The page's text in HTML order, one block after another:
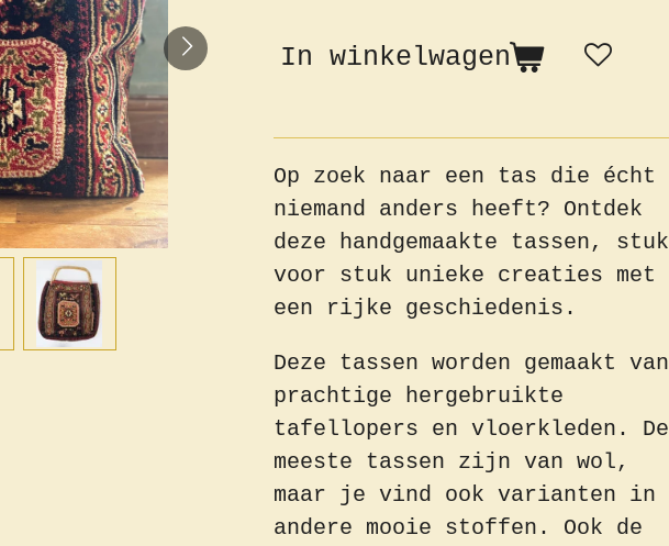
In winkelwagen
Op zoek naar een tas die écht
niemand anders heeft? Ontdek
deze handgemaakte tassen, stuk
voor stuk unieke creaties met
een rijke geschiedenis.
Deze tassen worden gemaakt van
prachtige hergebruikte
tafellopers en vloerkleden. De
meeste tassen zijn van wol,
maar je vind ook varianten in
andere mooie stoffen. Ook de